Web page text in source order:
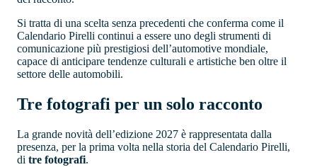
Si tratta di una scelta senza precedenti che conferma come il
Calendario Pirelli continui a essere uno degli strumenti di
comunicazione più prestigiosi dell’automotive mondiale,
capace di anticipare tendenze culturali e artistiche ben oltre il
settore delle automobili.
Tre fotografi per un solo racconto
La grande novità dell’edizione 2027 è rappresentata dalla
presenza, per la prima volta nella storia del Calendario Pirelli,
di tre fotografi.